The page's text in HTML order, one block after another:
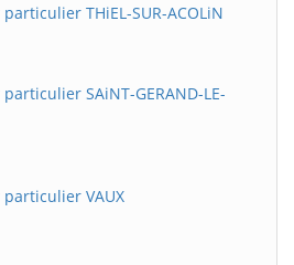
THiEL-SUR-ACOLiN
SAiNT-GERAND-LE-
VAUX